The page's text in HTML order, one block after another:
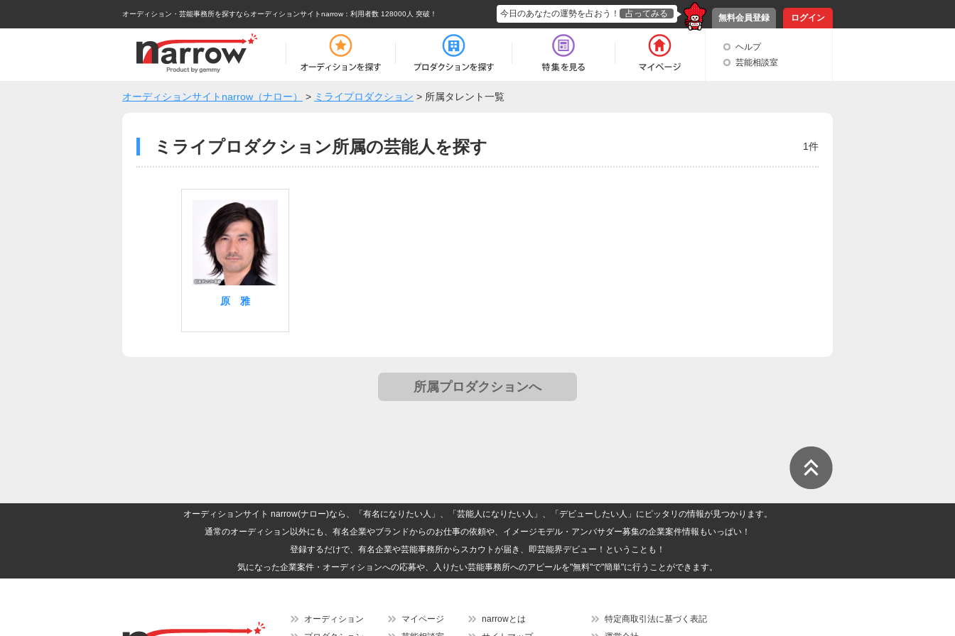
オーディション・芸能事務所を探すならオーディションサイトnarrow ：利用者数 128000人 突破！ 無料会員登録 ログイン
今日のあなたの運勢を占おう！ 占ってみる
ヘルプ
芸能相談室
オーディションサイトnarrow（ナロー） > ミライプロダクション > 所属タレント一覧
ミライプロダクション所属の芸能人を探す 1件
原 雅
所属プロダクションへ
オーディションサイト narrow(ナロー)なら、「有名になりたい人」、「芸能人になりたい人」、「デビューしたい人」にピッタリの情報が見つかります。
通常のオーディション以外にも、有名企業やブランドからのお仕事の依頼や、イメージモデル・アンバサダー募集の企業案件情報もいっぱい！
登録するだけで、有名企業や芸能事務所からスカウトが届き、即芸能界デビュー！ということも！
気になった企業案件・オーディションへの応募や、入りたい芸能事務所へのアピールを"無料"で"簡単"に行うことができます。
オーディション
マイページ
narrowとは
特定商取引法に基づく表記